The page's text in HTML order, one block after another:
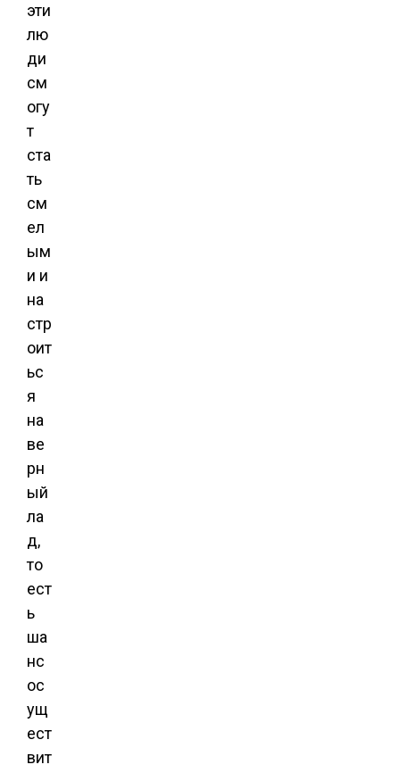
эти
лю
ди
см
огу
т
ста
ть
см
ел
ым
и и
на
стр
оит
ьс
я
на
ве
рн
ый
ла
д,
то
ест
ь
ша
нс
ос
ущ
ест
вит